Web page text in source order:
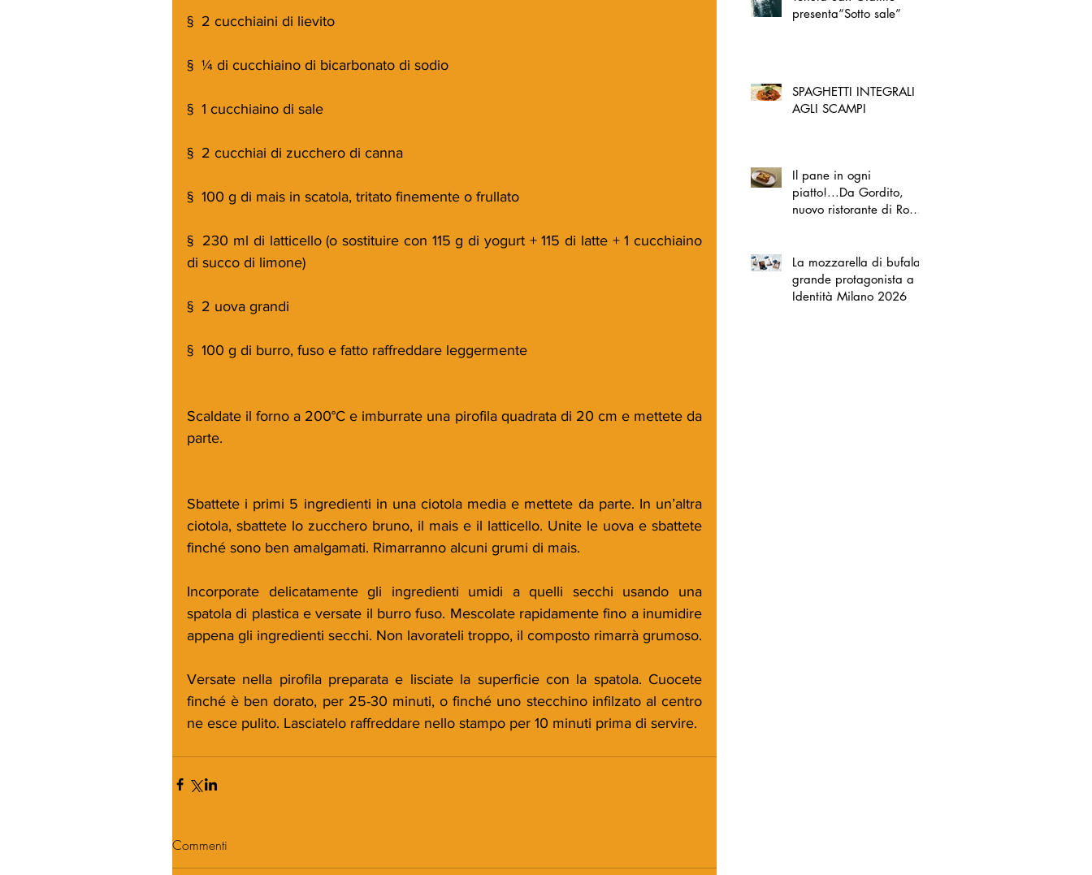
§  2 cucchiaini di lievito
§  ¼ di cucchiaino di bicarbonato di sodio
§  1 cucchiaino di sale
§  2 cucchiai di zucchero di canna
§  100 g di mais in scatola, tritato finemente o frullato
§  230 ml di latticello (o sostituire con 115 g di yogurt + 115 di latte + 1 cucchiaino
di succo di limone)
§  2 uova grandi
§  100 g di burro, fuso e fatto raffreddare leggermente
Scaldate il forno a 200°C e imburrate una pirofila quadrata di 20 cm e mettete da
parte.
Sbattete i primi 5 ingredienti in una ciotola media e mettete da parte. In un’altra
ciotola, sbattete lo zucchero bruno, il mais e il latticello. Unite le uova e sbattete
finché sono ben amalgamati. Rimarranno alcuni grumi di mais.
Incorporate delicatamente gli ingredienti umidi a quelli secchi usando una
spatola di plastica e versate il burro fuso. Mescolate rapidamente fino a inumidire
appena gli ingredienti secchi. Non lavorateli troppo, il composto rimarrà grumoso.
Versate nella pirofila preparata e lisciate la superficie con la spatola. Cuocete
finché è ben dorato, per 25-30 minuti, o finché uno stecchino infilzato al centro
ne esce pulito. Lasciatelo raffreddare nello stampo per 10 minuti prima di servire.
Commenti
presenta“Sotto sale”
SPAGHETTI INTEGRALI
AGLI SCAMPI
Il pane in ogni
piatto!...Da Gordito,
nuovo ristorante di Roma
La mozzarella di bufala
grande protagonista a
Identità Milano 2026